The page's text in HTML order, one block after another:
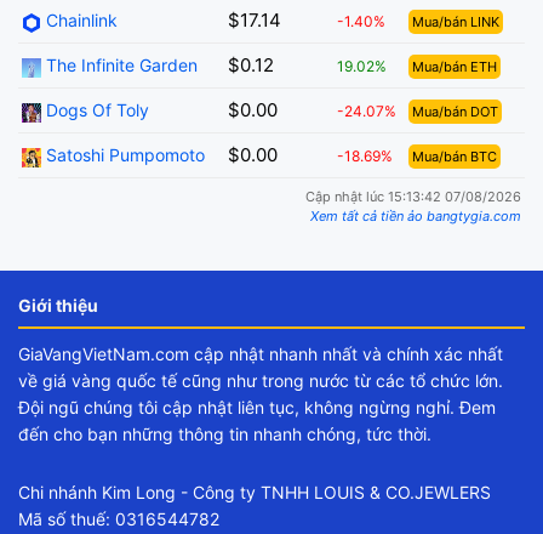
Chainlink $17.14 -1.40% Mua/bán LINK
The Infinite Garden $0.12 19.02% Mua/bán ETH
Dogs Of Toly $0.00 -24.07% Mua/bán DOT
Satoshi Pumpomoto $0.00 -18.69% Mua/bán BTC
Cập nhật lúc 15:13:42 07/08/2026
Xem tất cả tiền ảo bangtygia.com
Giới thiệu
GiaVangVietNam.com cập nhật nhanh nhất và chính xác nhất
về giá vàng quốc tế cũng như trong nước từ các tổ chức lớn.
Đội ngũ chúng tôi cập nhật liên tục, không ngừng nghỉ. Đem
đến cho bạn những thông tin nhanh chóng, tức thời.
Chi nhánh Kim Long - Công ty TNHH LOUIS & CO.JEWLERS
Mã số thuế: 0316544782